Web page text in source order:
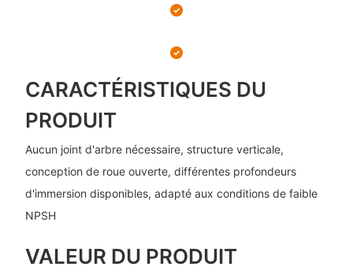
CARACTÉRISTIQUES DU
PRODUIT
Aucun joint d'arbre nécessaire, structure verticale,
conception de roue ouverte, différentes profondeurs
d'immersion disponibles, adapté aux conditions de faible
NPSH
VALEUR DU PRODUIT